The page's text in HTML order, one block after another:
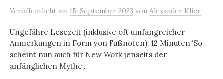
Veröffentlicht am 15. September 2023 von Alexander Klier
Ungefähre Lesezeit (inklusive oft umfangreicher
Anmerkungen in Form von Fußnoten): 12 Minuten“So
scheint nun auch für New Work jenseits der
anfänglichen Mythe...